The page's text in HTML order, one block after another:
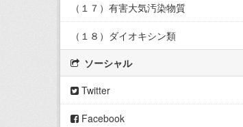
（１７）有害大気汚染物質
（１８）ダイオキシン類
ソーシャル
Twitter
Facebook